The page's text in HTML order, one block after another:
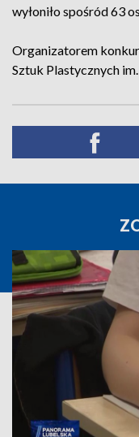
wyłoniło spośród 63
Organizatorem
Sztuk Plastycznych